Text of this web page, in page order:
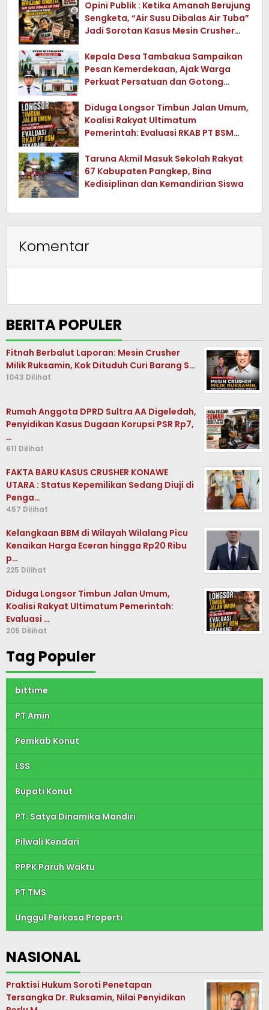
Opini Publik : Ketika Amanah Berujung
Sengketa, “Air Susu Dibalas Air Tuba”
Jadi Sorotan Kasus Mesin Crusher
Kepala Desa Tambakua Sampaikan
Pesan Kemerdekaan, Ajak Warga
Perkuat Persatuan dan Gotong
Diduga Longsor Timbun Jalan Umum,
Koalisi Rakyat Ultimatum
Pemerintah: Evaluasi RKAB PT BSM
Taruna Akmil Masuk Sekolah Rakyat
67 Kabupaten Pangkep, Bina
Kedisiplinan dan Kemandirian Siswa
Komentar
BERITA POPULER
Fitnah Berbalut Laporan: Mesin Crusher
Milik Ruksamin, Kok Dituduh Curi Barang S…
1043 Dilihat
Rumah Anggota DPRD Sultra AA Digeledah,
Penyidikan Kasus Dugaan Korupsi PSR Rp7,
…
611 Dilihat
FAKTA BARU KASUS CRUSHER KONAWE
UTARA : Status Kepemilikan Sedang Diuji di
Penga…
457 Dilihat
Kelangkaan BBM di Wilayah Wilalang Picu
Kenaikan Harga Eceran hingga Rp20 Ribu
p…
225 Dilihat
Diduga Longsor Timbun Jalan Umum,
Koalisi Rakyat Ultimatum Pemerintah:
Evaluasi …
205 Dilihat
Tag Populer
bittime
PT Amin
Pemkab Konut
LSS
Bupati Konut
PT. Satya Dinamika Mandiri
Pilwali Kendari
PPPK Paruh Waktu
PT TMS
Unggul Perkasa Properti
NASIONAL
Praktisi Hukum Soroti Penetapan
Tersangka Dr. Ruksamin, Nilai Penyidikan